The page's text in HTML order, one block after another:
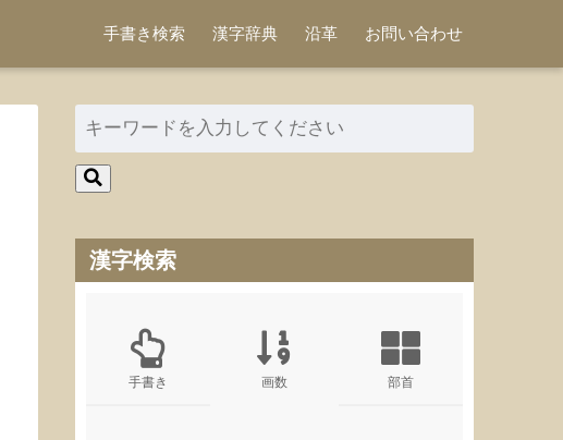
手書き検索 漢字辞典 沿革 お問い合わせ
漢字検索
手書き 画数 部首